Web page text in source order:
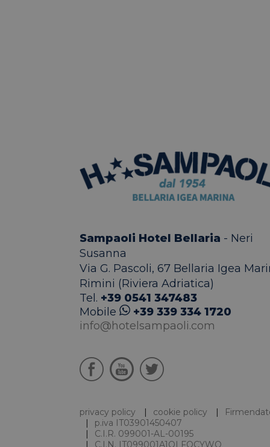
Sampaoli Hotel Bellaria - Neri
Susanna
Via G. Pascoli, 67 Bellaria Igea
Rimini (Riviera Adriatica)
Tel. +39 0541 347483
Mobile
+39 339 334 1720
info@hotelsampaoli.com
privacy policy cookie policy
p.iva IT03901450407
C.I.R. 099001-AL-00195
C.I.N. IT099001A1OLFOCYWO
Name
_ga_98FWSF5QEH
_gat_UA-
96989085-1
_ga_030W9L6VP8
IDE
_gcl_au
hcc_uid
Name
edt_referrer